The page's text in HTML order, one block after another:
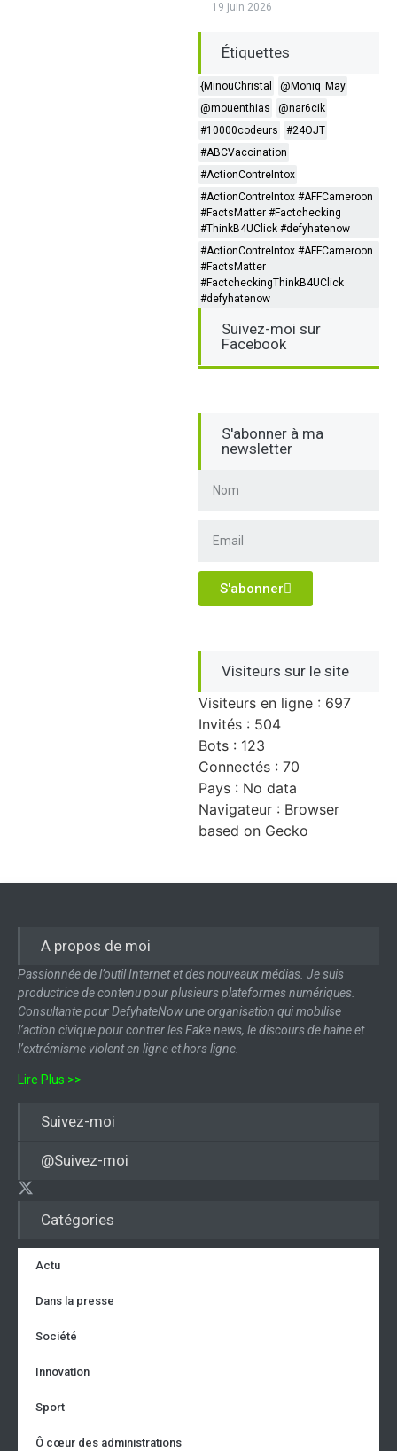
19 juin 2026
Étiquettes
{MinouChristal
@Moniq_May
@mouenthias
@nar6cik
#10000codeurs
#24OJT
#ABCVaccination
#ActionContreIntox
#ActionContreIntox #AFFCameroon
#FactsMatter #Factchecking
#ThinkB4UClick #defyhatenow
#ActionContreIntox #AFFCameroon
#FactsMatter
#FactcheckingThinkB4UClick
#defyhatenow
Suivez-moi sur
Facebook
S'abonner à ma
newsletter
S'abonner
Visiteurs sur le site
Visiteurs en ligne : 697
Invités : 504
Bots : 123
Connectés : 70
Pays : No data
Navigateur : Browser
based on Gecko
Catégories
Actu
Dans la presse
Société
Innovation
Sport
Ô cœur des administrations
A propos de moi
Passionnée de l’outil Internet et des nouveaux médias. Je suis
productrice de contenu pour plusieurs plateformes numériques.
Consultante pour DefyhateNow une organisation qui mobilise
l’action civique pour contrer les Fake news, le discours de haine et
l’extrémisme violent en ligne et hors ligne.
Lire Plus >>
Suivez-moi
@Suivez-moi